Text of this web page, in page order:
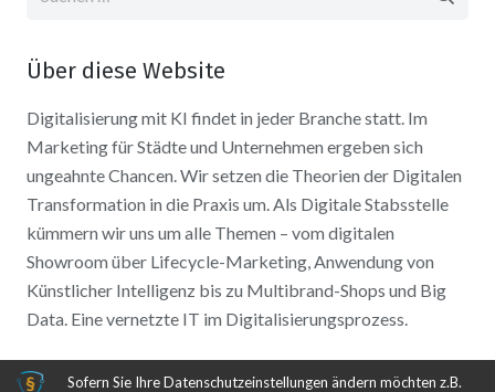
Über diese Website
Digitalisierung mit KI findet in jeder Branche statt. Im
Marketing für Städte und Unternehmen ergeben sich
ungeahnte Chancen. Wir setzen die Theorien der Digitalen
Transformation in die Praxis um. Als Digitale Stabsstelle
kümmern wir uns um alle Themen – vom digitalen
Showroom über Lifecycle-Marketing, Anwendung von
Künstlicher Intelligenz bis zu Multibrand-Shops und Big
Data. Eine vernetzte IT im Digitalisierungsprozess.
Sofern Sie Ihre Datenschutzeinstellungen ändern möchten z.B.